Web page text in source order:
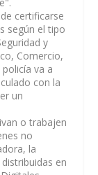
certificarse
según el tipo
y
Comercio,
va a
con la
un
o trabajen
no
la
en